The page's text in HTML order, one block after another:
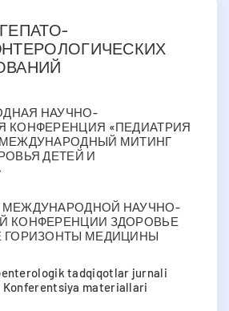
НАУЧНО-
КОНФЕРЕНЦИЯ «ПЕДИАТРИЯ
МИТИНГ
ДЕТЕЙ И
МЕЖДУНАРОДНОЙ НАУЧНО-
КОНФЕРЕНЦИИ ЗДОРОВЬЕ
ГОРИЗОНТЫ МЕДИЦИНЫ
tadqiqotlar jurnali
Konferentsiya materiallari